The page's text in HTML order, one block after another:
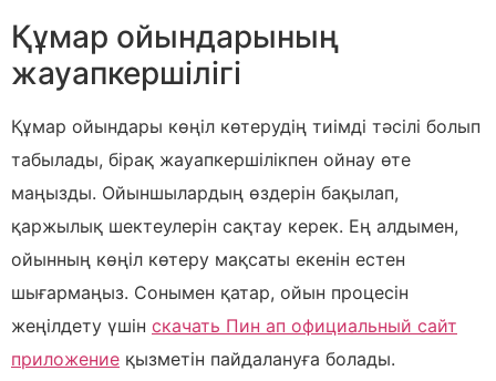
Құмар ойындарының
жауапкершілігі
Құмар ойындары көңіл көтерудің тиімді тәсілі болып
табылады, бірақ жауапкершілікпен ойнау өте
маңызды. Ойыншылардың өздерін бақылап,
қаржылық шектеулерін сақтау керек. Ең алдымен,
ойынның көңіл көтеру мақсаты екенін естен
шығармаңыз. Сонымен қатар, ойын процесін
жеңілдету үшін скачать Пин ап официальный сайт
приложение қызметін пайдалануға болады.